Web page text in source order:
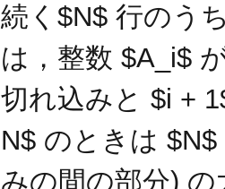
続く$N$ 行のう
は，整数 $A_i$
切れ込みと $i +
N$ のときは
みの間の部分)